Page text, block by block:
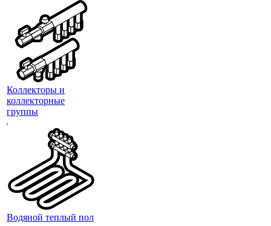
Коллекторы и
коллекторные
группы
Водяной теплый пол